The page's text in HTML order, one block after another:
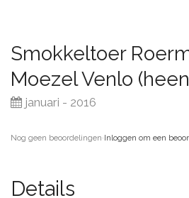
Smokkeltoer
Moezel Venlo
januari - 2016
Nog geen beoordelingen·Inloggen om een
Details